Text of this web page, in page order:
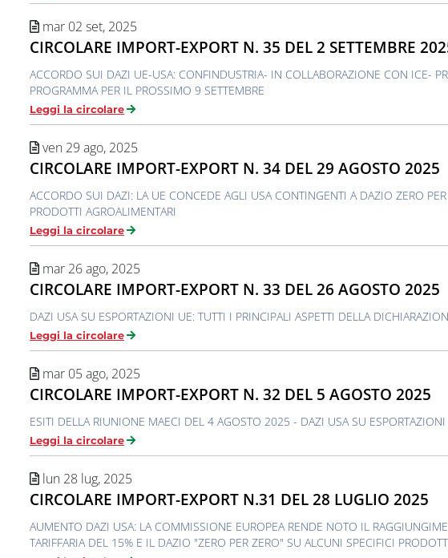
mar 02 set, 2025
CIRCOLARE IMPORT-EXPORT N. 35 DEL 2 SETTEMBRE
ACCORDO SUI DAZI UE-USA: CONFINDUSTRIA- IN COLLABORAZIONE CON ICE-
PROGRAMMA PER IL PROSSIMO 9 SETTEMBRE
Leggi la circolare
ven 29 ago, 2025
CIRCOLARE IMPORT-EXPORT N. 34 DEL 29 AGOSTO 2025
ACCORDO SUI DAZI: LA UE CONCEDE AGLI USA CONTINGENTI A DAZIO ZERO
PRODOTTI AGROALIMENTARI
Leggi la circolare
mar 26 ago, 2025
CIRCOLARE IMPORT-EXPORT N. 33 DEL 26 AGOSTO 2025
DAZI USA SU ESPORTAZIONI UE: TUTTI I PRINCIPALI ASPETTI DELLA
Leggi la circolare
mar 05 ago, 2025
CIRCOLARE IMPORT-EXPORT N. 32 DEL 5 AGOSTO 2025
ESITI DELLA RIUNIONE MAECI DEL 4 AGOSTO 2025 - DAZI USA SU ESPORTAZIONI
Leggi la circolare
lun 28 lug, 2025
CIRCOLARE IMPORT-EXPORT N.31 DEL 28 LUGLIO 2025
AUMENTO DAZI USA: LA COMMISSIONE EUROPEA RENDE NOTO IL
TARIFFARIA DEL 15% E IL DAZIO "ZERO PER ZERO" SU ALCUNI SPECIFICI